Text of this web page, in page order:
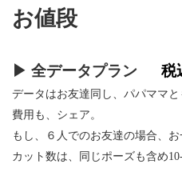
お値段
▶ 全データプラン 税
データはお友達同し、パパママと
費用も、シェア。
もし、６人でのお友達の場合、お
カット数は、同じポーズも含め